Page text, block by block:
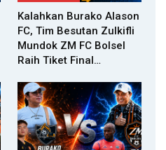
Kalahkan Burako Alason
FC, Tim Besutan Zulkifli
Mundok ZM FC Bolsel
Raih Tiket Final…